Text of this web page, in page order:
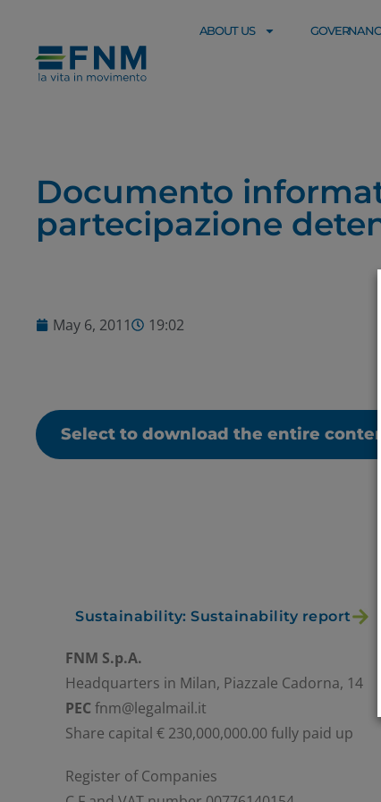
ABOUT US
Documento
partecipazione
May 6, 2011 19:02
Select to download the entire
Sustainability: Sustainability report
FNM S.p.A.
Headquarters in Milan, Piazzale Cadorna, 14
PECfnm@legalmail.it
Share capital € 230,000,000.00 fully paid up
Register of Companies